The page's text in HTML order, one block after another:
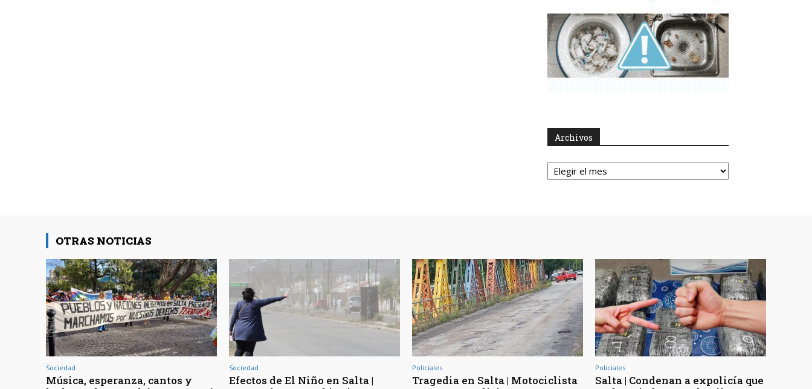
Archivos
Archivos
OTRAS NOTICIAS
Sociedad
Música, esperanza, cantos y
Sociedad
Efectos de El Niño en Salta |
Policiales
Tragedia en Salta | Motociclista
Policiales
Salta | Condenan a expolicía que